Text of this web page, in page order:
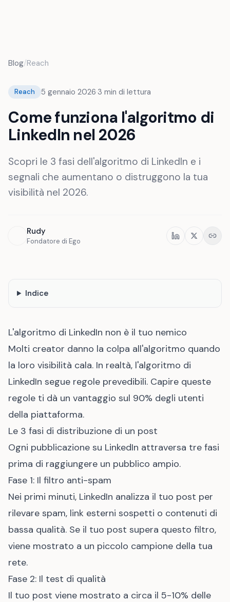
Blog/Reach
Reach 5 gennaio 2026·3 min di lettura
Come funziona l'algoritmo di
LinkedIn nel 2026
Scopri le 3 fasi dell'algoritmo di LinkedIn e i
segnali che aumentano o distruggono la tua
visibilità nel 2026.
Rudy
Fondatore di Ego Condividi
Indice
L'algoritmo di LinkedIn non è il tuo nemico
Molti creator danno la colpa all'algoritmo quando
la loro visibilità cala. In realtà, l'algoritmo di
LinkedIn segue regole prevedibili. Capire queste
regole ti dà un vantaggio sul 90% degli utenti
della piattaforma.
Le 3 fasi di distribuzione di un post
Ogni pubblicazione su LinkedIn attraversa tre fasi
prima di raggiungere un pubblico ampio.
Fase 1: Il filtro anti-spam
Nei primi minuti, LinkedIn analizza il tuo post per
rilevare spam, link esterni sospetti o contenuti di
bassa qualità. Se il tuo post supera questo filtro,
viene mostrato a un piccolo campione della tua
rete.
Fase 2: Il test di qualità
Il tuo post viene mostrato a circa il 5-10% delle